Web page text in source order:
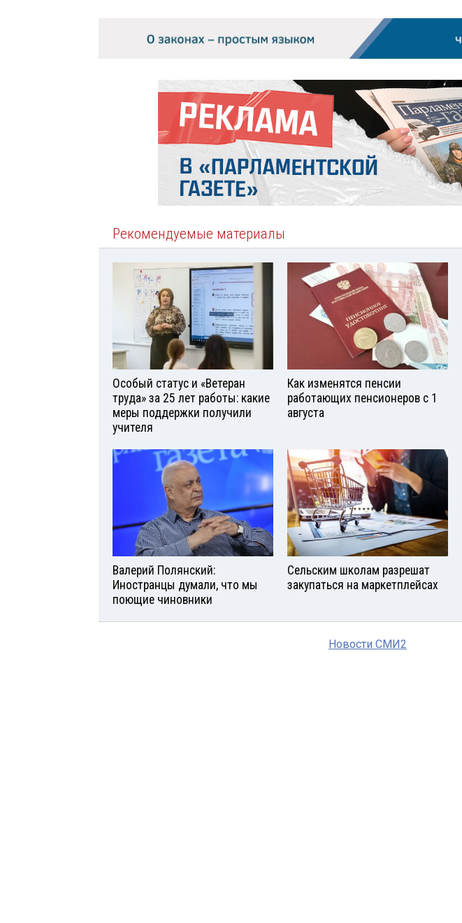
Рекомендуемые материалы
Особый статус и «Ветеран
труда» за 25 лет работы: какие
меры поддержки получили
учителя
Как изменятся пенсии
работающих пенсионеров с 1
августа
Валерий Полянский:
Иностранцы думали, что мы
поющие чиновники
Сельским школам разрешат
закупаться на маркетплейсах
Новости СМИ2